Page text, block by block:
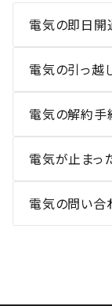
電気の即日開
電気の引っ越
電気の解約手
電気が止まっ
電気の問い合